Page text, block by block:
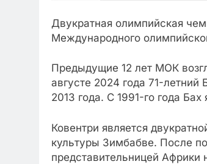
Двукратная олимпийская
Международного
Предыдущие 12 лет МОК
августе 2024 года 71-летний
2013 года. С 1991-го года
Ковентри является
культуры Зимбабве. После
представительницей Африки